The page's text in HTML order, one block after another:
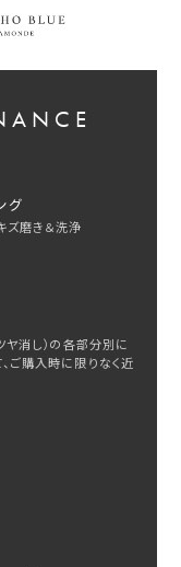
グ
ズ磨き＆洗浄
ヤ消し）の各部分別に
ご購入時に限りなく近